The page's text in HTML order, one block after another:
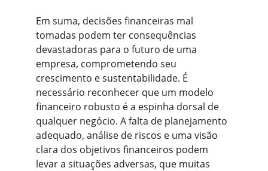
Em suma, decisões financeiras mal
tomadas podem ter consequências
devastadoras para o futuro de uma
empresa, comprometendo seu
crescimento e sustentabilidade. É
necessário reconhecer que um modelo
financeiro robusto é a espinha dorsal de
qualquer negócio. A falta de planejamento
adequado, análise de riscos e uma visão
clara dos objetivos financeiros podem
levar a situações adversas, que muitas